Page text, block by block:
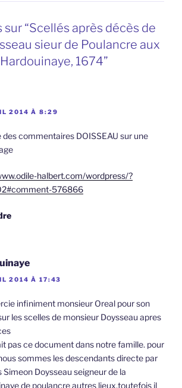
“Scellés après décès de
sieur de Poulancre aux
1674”
2014 À 8:29
des commentaires DOISSEAU sur une
halbert.com/wordpress/?
576866
2014 À 17:43
infiniment monsieur Oreal pour son
les scelles de monsieur Doysseau apres
pas ce document dans notre famille. pour
sommes les descendants directe par
Simeon Doysseau seigneur de la
de poulancre autres lieux.toutefois il